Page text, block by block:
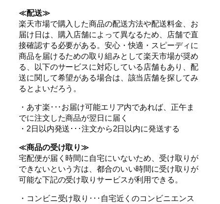
≪配送≫
楽天市場で購入した商品の配送方法や配送料金、お
届け日は、購入店舗によって異なるため、店舗で直
接確認する必要がある。安心・快適・スピーディに
商品を届けるための取り組みとして楽天市場が奨め
る、以下のサービスに対応している店舗もあり、配
送に関して希望がある場合は、該当店舗を探してみ
るとよいだろう。
・あす楽･･･お届け可能エリア内であれば、正午ま
でに注文した商品が翌日に届く
・2日以内発送･･･注文から2日以内に発送する
≪商品の受け取り≫
宅配便が届く時間に自宅にいないため、受け取りが
できないという方は、都合のいい時間に受け取りが
可能な下記の受け取りサービスが利用できる。
・コンビニ受け取り･･･自宅近くのコンビニエンス